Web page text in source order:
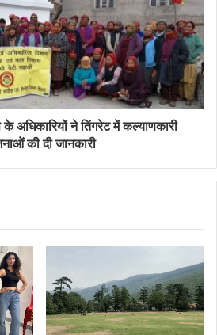
अधिकारियों ने तिंगरेट में कल्याणकारी
की दी जानकारी